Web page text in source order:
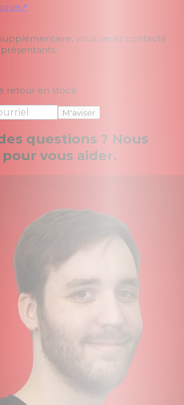
↗
vous serez contacté
retour en stock
M'aviser
questions ? Nous
vous aider.